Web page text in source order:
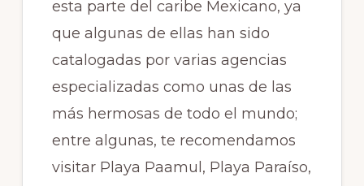
esta parte del caribe Mexicano, ya
que algunas de ellas han sido
catalogadas por varias agencias
especializadas como unas de las
más hermosas de todo el mundo;
entre algunas, te recomendamos
visitar Playa Paamul, Playa Paraíso,